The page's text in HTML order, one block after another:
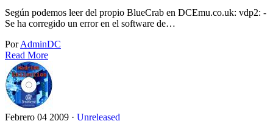
Según podemos leer del propio BlueCrab en DCEmu.co.uk: vdp2: -
Se ha corregido un error en el software de…
PorAdminDC
Read More
Febrero 04 2009 · Unreleased